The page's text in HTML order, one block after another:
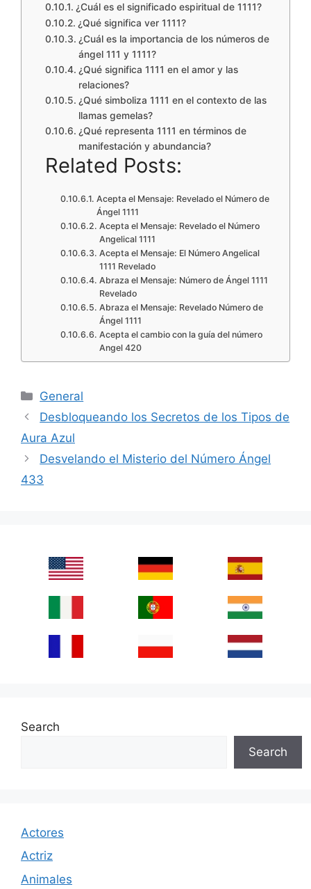
¿Cuál es el significado espiritual de 1111?
¿Qué significa ver 1111?
¿Cuál es la importancia de los números de
ángel 111 y 1111?
¿Qué significa 1111 en el amor y las
relaciones?
¿Qué simboliza 1111 en el contexto de las
llamas gemelas?
¿Qué representa 1111 en términos de
manifestación y abundancia?
Related Posts:
Acepta el Mensaje: Revelado el Número de
Ángel 1111
Acepta el Mensaje: Revelado el Número
Angelical 1111
Acepta el Mensaje: El Número Angelical
1111 Revelado
Abraza el Mensaje: Número de Ángel 1111
Revelado
Abraza el Mensaje: Revelado Número de
Ángel 1111
Acepta el cambio con la guía del número
Angel 420
Categories
General
Desbloqueando los Secretos de los Tipos de
Aura Azul
Desvelando el Misterio del Número Ángel
433
Search
Search
Actores
Actriz
Animales